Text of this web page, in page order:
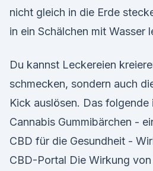
nicht gleich in die Erde
in ein Schälchen mit Wasser
Du kannst Leckereien
schmecken, sondern auch
Kick auslösen. Das
Cannabis Gummibärchen -
CBD für die Gesundheit -
CBD-Portal Die Wirkung